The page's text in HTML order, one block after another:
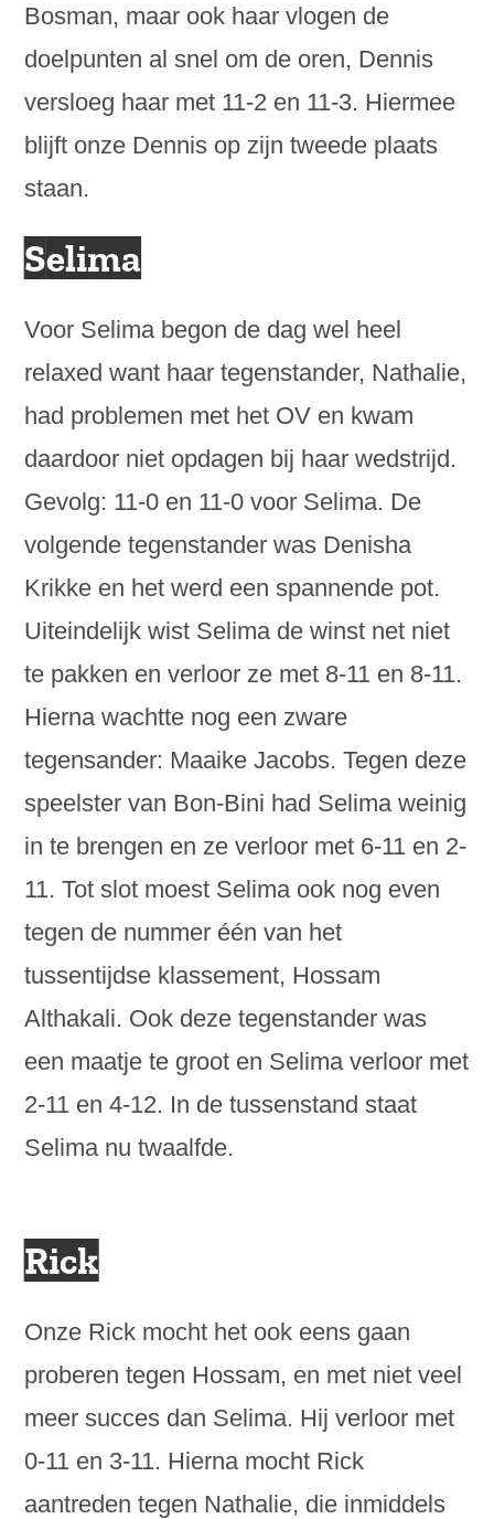
Bosman, maar ook haar vlogen de
doelpunten al snel om de oren, Dennis
versloeg haar met 11-2 en 11-3. Hiermee
blijft onze Dennis op zijn tweede plaats
staan.
Selima
Voor Selima begon de dag wel heel
relaxed want haar tegenstander, Nathalie,
had problemen met het OV en kwam
daardoor niet opdagen bij haar wedstrijd.
Gevolg: 11-0 en 11-0 voor Selima. De
volgende tegenstander was Denisha
Krikke en het werd een spannende pot.
Uiteindelijk wist Selima de winst net niet
te pakken en verloor ze met 8-11 en 8-11.
Hierna wachtte nog een zware
tegensander: Maaike Jacobs. Tegen deze
speelster van Bon-Bini had Selima weinig
in te brengen en ze verloor met 6-11 en 2-
11. Tot slot moest Selima ook nog even
tegen de nummer één van het
tussentijdse klassement, Hossam
Althakali. Ook deze tegenstander was
een maatje te groot en Selima verloor met
2-11 en 4-12. In de tussenstand staat
Selima nu twaalfde.
Rick
Onze Rick mocht het ook eens gaan
proberen tegen Hossam, en met niet veel
meer succes dan Selima. Hij verloor met
0-11 en 3-11. Hierna mocht Rick
aantreden tegen Nathalie, die inmiddels